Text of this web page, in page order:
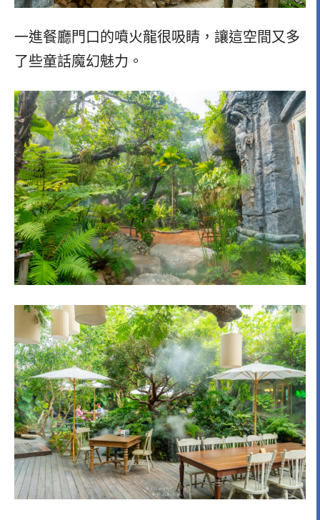
一進餐廳門口的噴火龍很吸睛，讓這空間又多
了些童話魔幻魅力。